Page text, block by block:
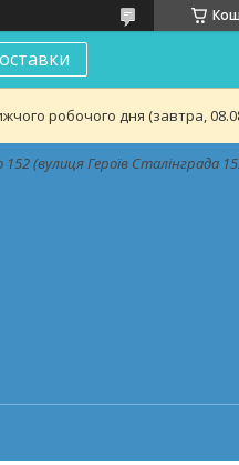
робочого дня (завтра,
(вулиця Героїв Сталінграда